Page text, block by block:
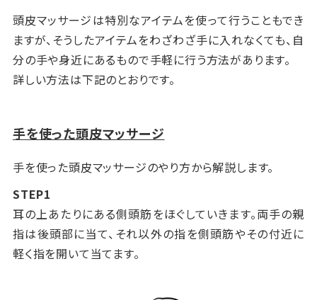
頭皮マッサージは特別なアイテムを使って行うこともでき
ますが、そうしたアイテムをわざわざ手に入れなくても、自
分の手や身近にあるもので手軽に行う方法があります。
詳しい方法は下記のとおりです。
手を使った頭皮マッサージ
手を使った頭皮マッサージのやり方から解説します。
STEP1
耳の上あたりにある側頭筋をほぐしていきます。両手の親
指は後頭部に当て、それ以外の指を側頭筋やその付近に
軽く指を開いて当てます。